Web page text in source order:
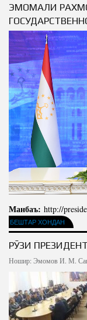
ЭМОМАЛИ
Манбаъ: http://
БЕШТАР ХОНДАН
РӮЗИ ПРЕЗИДЕНТ
Ношир: Эмомов И. М.